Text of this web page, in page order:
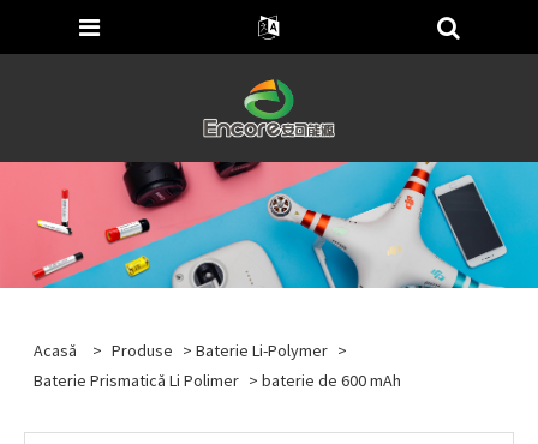
Acasă > Produse >Baterie Li-Polymer >
Baterie Prismatică Li Polimer > baterie de 600 mAh